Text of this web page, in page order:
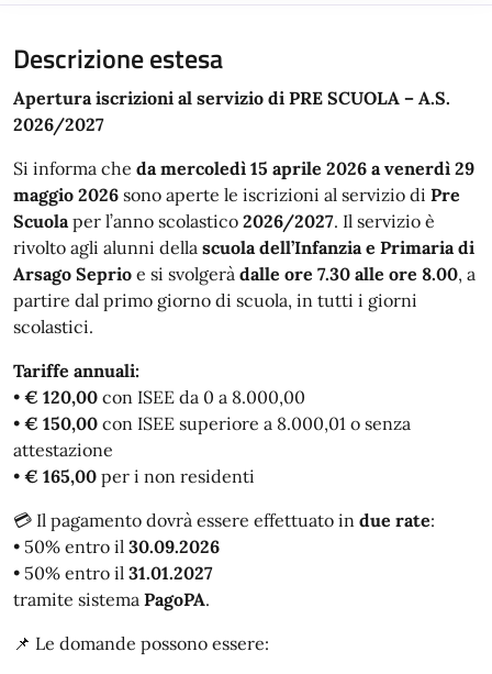
Descrizione estesa
Apertura iscrizioni al servizio di PRE SCUOLA – A.S.
2026/2027
Si informa che da mercoledì 15 aprile 2026 a venerdì 29
maggio 2026 sono aperte le iscrizioni al servizio di Pre
Scuola per l’anno scolastico 2026/2027. Il servizio è
rivolto agli alunni della scuola dell’Infanzia e Primaria di
Arsago Seprio e si svolgerà dalle ore 7.30 alle ore 8.00, a
partire dal primo giorno di scuola, in tutti i giorni
scolastici.
Tariffe annuali:
• € 120,00 con ISEE da 0 a 8.000,00
• € 150,00 con ISEE superiore a 8.000,01 o senza
attestazione
• € 165,00 per i non residenti
💳 Il pagamento dovrà essere effettuato in due rate:
• 50% entro il 30.09.2026
• 50% entro il 31.01.2027
tramite sistema PagoPA.
📌 Le domande possono essere: